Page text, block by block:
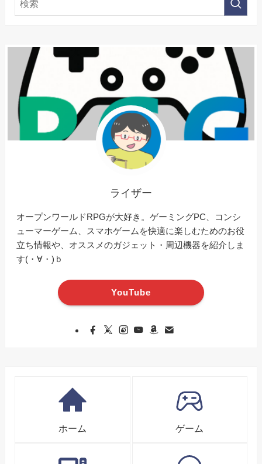
ライザー
オープンワールドRPGが大好き。ゲーミングPC、コンシ
ューマーゲーム、スマホゲームを快適に楽しむためのお役
立ち情報や、オススメのガジェット・周辺機器を紹介しま
す(・∀・)ｂ
YouTube
ホーム ゲーム